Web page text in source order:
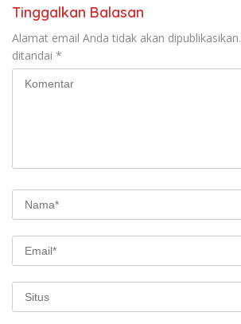
Tinggalkan Balasan
Alamat email Anda tidak akan dipublikasikan.
ditandai *